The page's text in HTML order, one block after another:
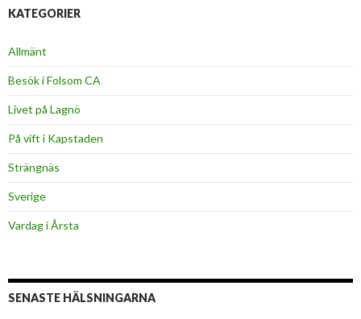
KATEGORIER
Allmänt
Besök i Folsom CA
Livet på Lagnö
På vift i Kapstaden
Strängnäs
Sverige
Vardag i Årsta
SENASTE HÄLSNINGARNA